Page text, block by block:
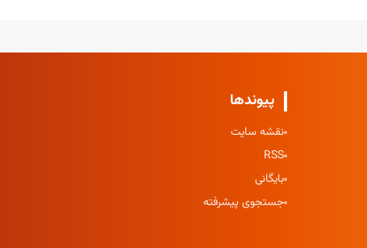
پیوندها
نقشه سایت
RSS
بایگانی
جستجوی پیشرفته